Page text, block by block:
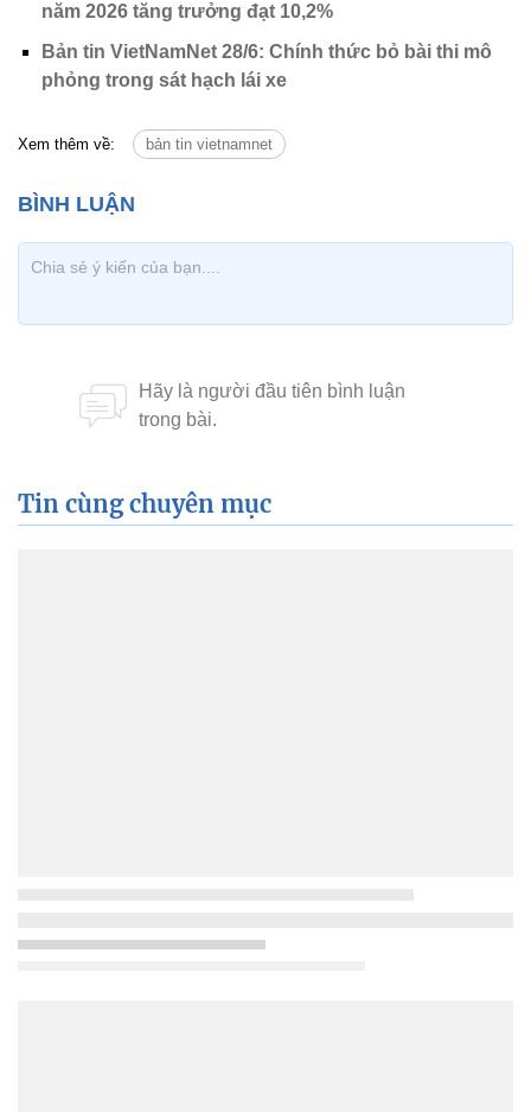
năm 2026 tăng trưởng đạt 10,2%
Bản tin VietNamNet 28/6: Chính thức bỏ bài thi mô
phỏng trong sát hạch lái xe
Xem thêm về: bản tin vietnamnet
Tin cùng chuyên mục